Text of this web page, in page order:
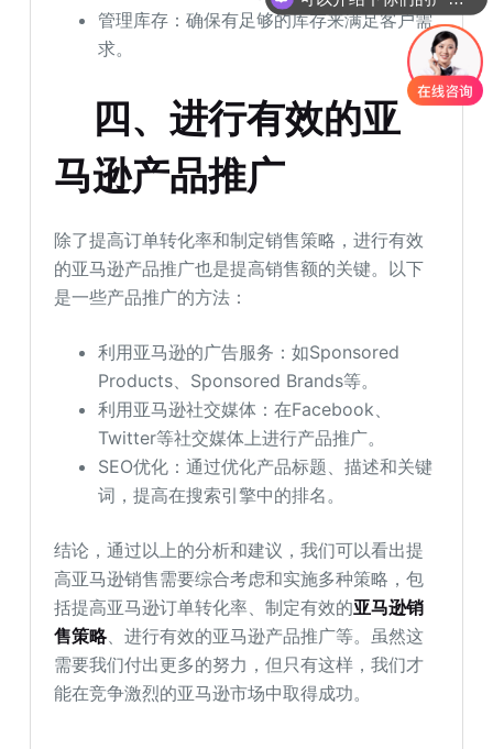
管理库存：确保有足够的库存来满足客户需
求。
四、进行有效的亚
马逊产品推广
除了提高订单转化率和制定销售策略，进行有效
的亚马逊产品推广也是提高销售额的关键。以下
是一些产品推广的方法：
利用亚马逊的广告服务：如Sponsored
Products、Sponsored Brands等。
利用亚马逊社交媒体：在Facebook、
Twitter等社交媒体上进行产品推广。
SEO优化：通过优化产品标题、描述和关键
词，提高在搜索引擎中的排名。
结论，通过以上的分析和建议，我们可以看出提
高亚马逊销售需要综合考虑和实施多种策略，包
括提高亚马逊订单转化率、制定有效的亚马逊销
售策略、进行有效的亚马逊产品推广等。虽然这
需要我们付出更多的努力，但只有这样，我们才
能在竞争激烈的亚马逊市场中取得成功。